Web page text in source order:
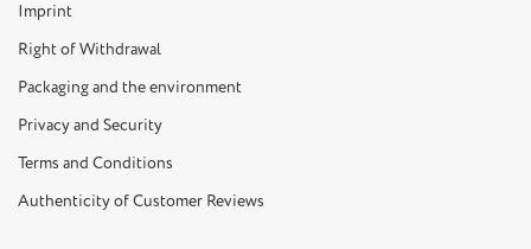
Imprint
Right of Withdrawal
Packaging and the environment
Privacy and Security
Terms and Conditions
Authenticity of Customer Reviews